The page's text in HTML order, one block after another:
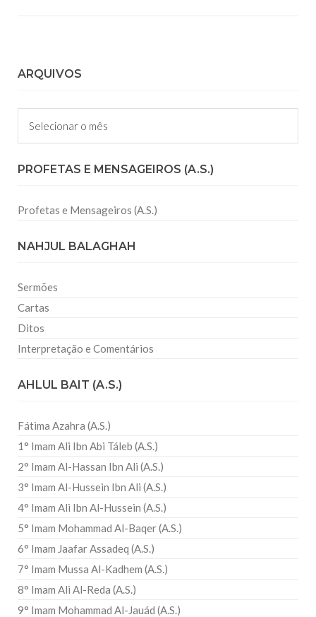
ARQUIVOS
Arquivos
PROFETAS E MENSAGEIROS (A.S.)
Profetas e Mensageiros (A.S.)
NAHJUL BALAGHAH
Sermões
Cartas
Ditos
Interpretação e Comentários
AHLUL BAIT (A.S.)
Fátima Azahra (A.S.)
1° Imam Ali Ibn Abi Táleb (A.S.)
2° Imam Al-Hassan Ibn Ali (A.S.)
3° Imam Al-Hussein Ibn Ali (A.S.)
4° Imam Ali Ibn Al-Hussein (A.S.)
5° Imam Mohammad Al-Baqer (A.S.)
6° Imam Jaafar Assadeq (A.S.)
7° Imam Mussa Al-Kadhem (A.S.)
8° Imam Ali Al-Reda (A.S.)
9° Imam Mohammad Al-Jauád (A.S.)